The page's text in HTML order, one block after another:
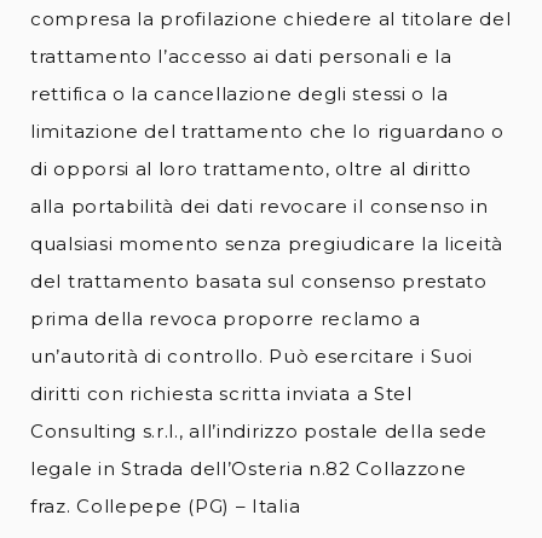
compresa la profilazione chiedere al titolare del
trattamento l’accesso ai dati personali e la
rettifica o la cancellazione degli stessi o la
limitazione del trattamento che lo riguardano o
di opporsi al loro trattamento, oltre al diritto
alla portabilità dei dati revocare il consenso in
qualsiasi momento senza pregiudicare la liceità
del trattamento basata sul consenso prestato
prima della revoca proporre reclamo a
un’autorità di controllo. Può esercitare i Suoi
diritti con richiesta scritta inviata a Stel
Consulting s.r.l., all’indirizzo postale della sede
legale in Strada dell’Osteria n.82 Collazzone
fraz. Collepepe (PG) – Italia